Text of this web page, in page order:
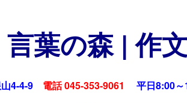
葉の森 | 作
4-4-9 電話 045-353-9061 平日8:00～